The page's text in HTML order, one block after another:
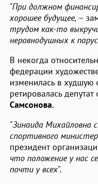
"При должном
хорошее будущее, –
трудом как-то
неравнодушных к
В некогда
федерации
изменилась в худшую
ретировалась
Самсонова.
"Зинаида Михайловна
спортивного
президент
что положение у нас
почти у всех".